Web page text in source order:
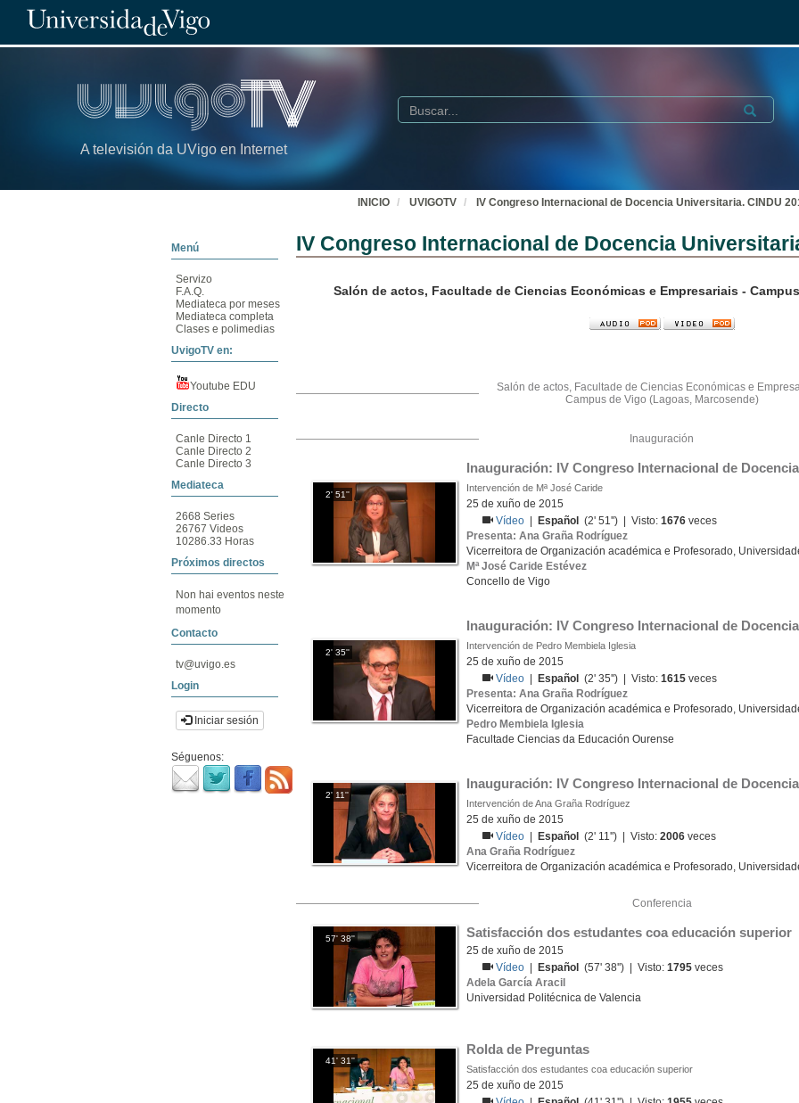
A televisión da UVigo en Internet
Buscar Submit
INICIO UVIGOTV IV Congreso Internacional de Docencia Universitaria. CINDU
Menú
Servizo
F.A.Q.
Mediateca por meses
Mediateca completa
Clases e polimedias
UvigoTV en:
Youtube EDU
Directo
Canle Directo 1
Canle Directo 2
Canle Directo 3
Mediateca
2668 Series
26767 Videos
10286.33 Horas
Próximos directos
Non hai eventos neste
momento
Contacto
tv@uvigo.es
Login
Iniciar sesión
Séguenos:
IV Congreso Internacional de Docencia
Salón de actos, Facultade de Ciencias Económicas e Empresariais -
Salón de actos, Facultade de Ciencias Económicas e
Campus de Vigo (Lagoas, Marcosende)
Inauguración
2' 51''
Inauguración: IV Congreso Internacional de
Intervención de Mª José Caride
25 de xuño de 2015
Vídeo
Español (2' 51'') | Visto:1676 veces
Presenta: Ana Graña Rodríguez
Vicerreitora de Organización académica e Profesorado,
Mª José Caride Estévez
Concello de Vigo
2' 35''
Inauguración: IV Congreso Internacional de
Intervención de Pedro Membiela Iglesia
25 de xuño de 2015
Vídeo
Español (2' 35'') | Visto:1615 veces
Presenta: Ana Graña Rodríguez
Vicerreitora de Organización académica e Profesorado,
Pedro Membiela Iglesia
Facultade Ciencias da Educación Ourense
2' 11''
Inauguración: IV Congreso Internacional de
Intervención de Ana Graña Rodríguez
25 de xuño de 2015
Vídeo
Español (2' 11'') | Visto:2006 veces
Ana Graña Rodríguez
Vicerreitora de Organización académica e Profesorado,
Conferencia
57' 38'' Satisfacción dos estudantes coa educación superior
25 de xuño de 2015
Vídeo
Español (57' 38'') | Visto:1795 veces
Adela García Aracil
Universidad Politécnica de Valencia
41' 31''
Rolda de Preguntas
Satisfacción dos estudantes coa educación superior
25 de xuño de 2015